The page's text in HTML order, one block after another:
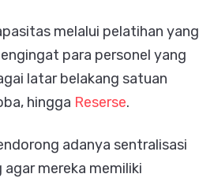
melalui pelatihan yang
para personel yang
latar belakang satuan
hingga Reserse.
adanya sentralisasi
mereka memiliki